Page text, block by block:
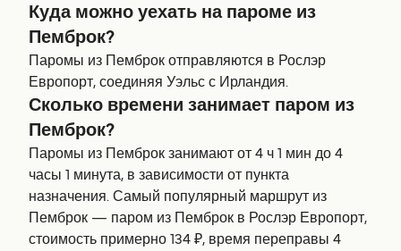
Куда можно уехать на пароме из
Пемброк?
Паромы из Пемброк отправляются в Рослэр
Европорт, соединяя Уэльс с Ирландия.
Сколько времени занимает паром из
Пемброк?
Паромы из Пемброк занимают от 4 ч 1 мин до 4
часы 1 минута, в зависимости от пункта
назначения. Самый популярный маршрут из
Пемброк — паром из Пемброк в Рослэр Европорт,
стоимость примерно 134 ₽, время переправы 4